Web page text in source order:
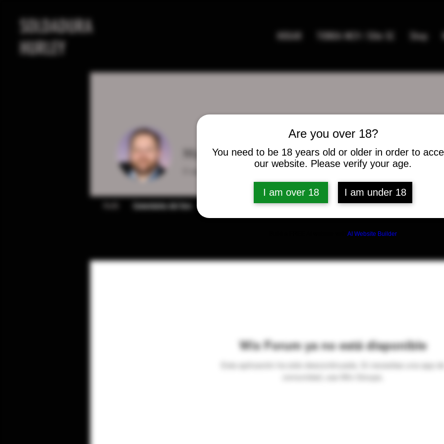
Are you over 18?
You need to be 18 years old or older in order to
our website. Please verify your age.
I am over 18 I am under 18
AI Website Builder
SOLDADURA
HURLEY
HOGAR TIENDA MC9 / Elite SC Shop
Wix Forum ya no está disponible
Esta aplicación ha sido descontinuada. Si necesitas una app
comunidad, usa Wix Groups.
Marc Kut
Comentarios del foro Publicaciones del foro